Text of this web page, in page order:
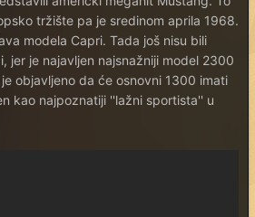
tržište pa je sredinom aprila 1968.
modela Capri. Tada još nisu bili
jer je najavljen najsnažniji model 2300
objavljeno da će osnovni 1300 imati
kao najpoznatiji ''lažni sportista'' u